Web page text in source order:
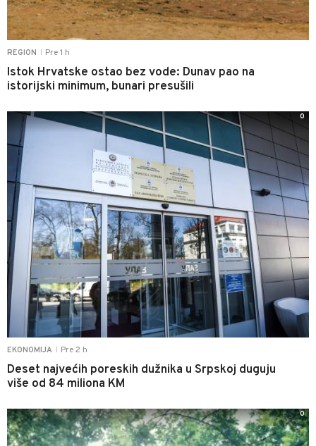
REGION Pre 1 h
Istok Hrvatske ostao bez vode: Dunav pao na
istorijski minimum, bunari presušili
EKONOMIJA Pre 2 h
Deset najvećih poreskih dužnika u Srpskoj duguju
više od 84 miliona KM
0
0